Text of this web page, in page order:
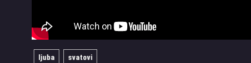
ljuba svatovi